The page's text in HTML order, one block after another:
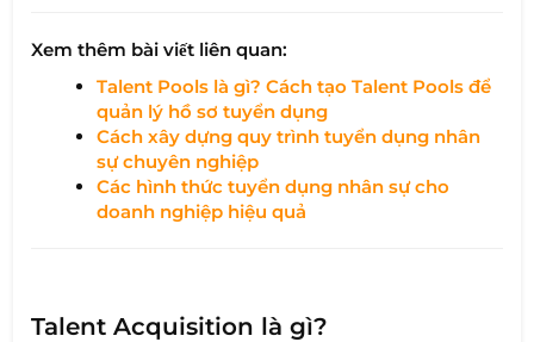
Xem thêm bài viết liên quan:
Talent Pools là gì? Cách tạo Talent Pools để
quản lý hồ sơ tuyển dụng
Cách xây dựng quy trình tuyển dụng nhân
sự chuyên nghiệp
Các hình thức tuyển dụng nhân sự cho
doanh nghiệp hiệu quả
Talent Acquisition là gì?